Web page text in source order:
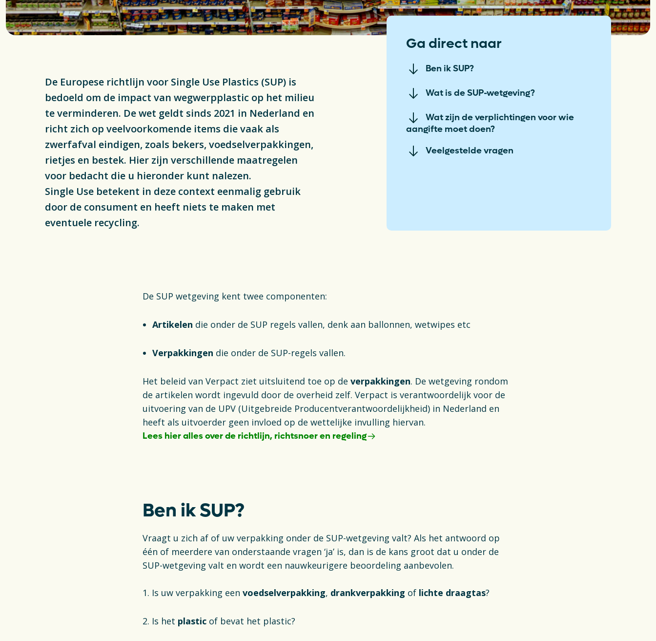
Actueel
Plastic Verpakkingen
Financiën
VacaturesOpens in a new tab
De Europese richtlijn voor Single Use Plastics (SUP) is
bedoeld om de impact van wegwerpplastic op het milieu
te verminderen. De wet geldt sinds 2021 in Nederland en
richt zich op veelvoorkomende items die vaak als
zwerfafval eindigen, zoals bekers, voedselverpakkingen,
rietjes en bestek. Hier zijn verschillende maatregelen
voor bedacht die u hieronder kunt nalezen.
Single Use betekent in deze context eenmalig gebruik
door de consument en heeft niets te maken met
eventuele recycling.
Ga direct naar
Ben ik SUP?
Wat is de SUP-wetgeving?
Wat zijn de verplichtingen voor wie
aangifte moet doen?
Veelgestelde vragen
De SUP wetgeving kent twee componenten:
Artikelen die onder de SUP regels vallen, denk aan ballonnen, wetwipes etc
Verpakkingen die onder de SUP-regels vallen.
Het beleid van Verpact ziet uitsluitend toe op de verpakkingen. De wetgeving rondom
de artikelen wordt ingevuld door de overheid zelf. Verpact is verantwoordelijk voor de
uitvoering van de UPV (Uitgebreide Producentverantwoordelijkheid) in Nederland en
heeft als uitvoerder geen invloed op de wettelijke invulling hiervan.
Lees hier alles over de richtlijn, richtsnoer en regeling
Ben ik SUP?
Vraagt u zich af of uw verpakking onder de SUP-wetgeving valt? Als het antwoord op
één of meerdere van onderstaande vragen ‘ja’ is, dan is de kans groot dat u onder de
SUP-wetgeving valt en wordt een nauwkeurigere beoordeling aanbevolen.
1. Is uw verpakking een voedselverpakking, drankverpakking of lichte draagtas?
2. Is het plastic of bevat het plastic?